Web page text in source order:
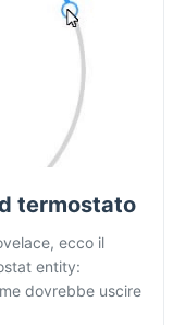
termostato
ecco il
entity:
dovrebbe uscire